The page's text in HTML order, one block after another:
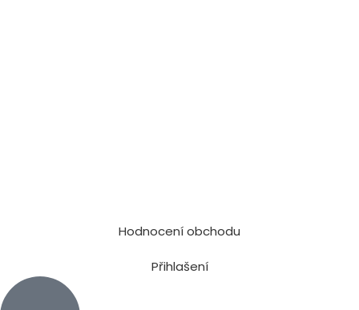
Hodnocení obchodu
Přihlašení